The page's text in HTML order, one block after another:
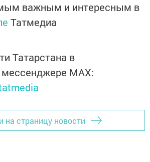
важным и интересным в
Татмедиа
Татарстана в
MАХ:
на страницу новости